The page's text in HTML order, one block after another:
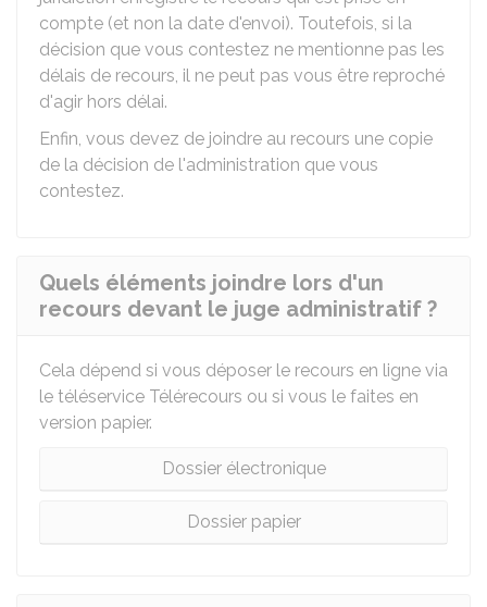
compte (et non la date d'envoi). Toutefois, si la
décision que vous contestez ne mentionne pas les
délais de recours, il ne peut pas vous être reproché
d'agir hors délai.
Enfin, vous devez de joindre au recours une copie
de la décision de l'administration que vous
contestez.
Quels éléments joindre lors d'un
recours devant le juge administratif ?
Cela dépend si vous déposer le recours en ligne via
le téléservice Télérecours ou si vous le faites en
version papier.
Dossier électronique
Dossier papier